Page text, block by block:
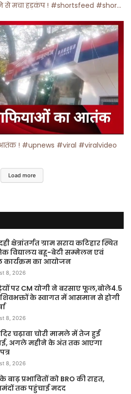
होतक में अचानक आग लगने से मचा हड़कंप ! #shortsfeed #shorts #viralshorts
! #upnews #viral #viralvideo
Load more
क्षेत्रांतर्गत ग्राम सराय कटिहार स्थित
विद्यालय बहू-बेटी सम्मेलन एवं
कार्यक्रम का आयोजन
8, 2026
पर CM योगी ने बरसाए फूल,बोले4.5
के स्वागत में आसमान से होगी
8, 2026
चढ़ावा चोरी मामले में तेज हुई
अगले महीने के अंत तक आएगा
8, 2026
प्रभावितों को BRO की राहत,
तक पहुंचाई मदद